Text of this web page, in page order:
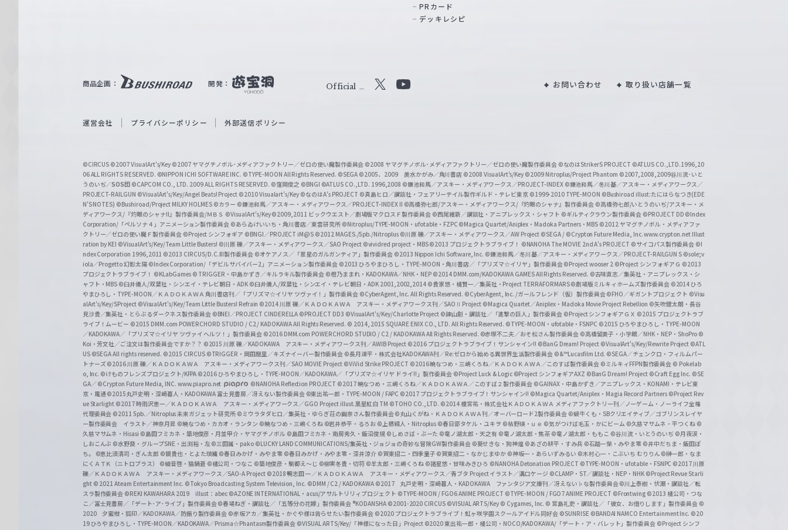
W
i
c
h
w
a
r
z
PRカード
デッキレシピ
商品企画： 開発： Official
b
e
O
f
f
i
c
i
a
l
C
h
a
n
n
e
l
お問い合わせ 取り扱い店舗一覧
運営会社 プライバシーポリシー 外部送信ポリシー
©CIRCUS ©2007 VisualArt's/Key ©2007 ヤマグチノボル･メディアファクトリー／ゼロの使い魔製作委員会 ©2008 ヤマグチノボル･メディアファクトリー／ゼロの使い魔製作委員会 ©なのはStrikerS PROJECT ©ATLUS CO.,LTD.1996,20
06 ALL RIGHTS RESERVED. ©NIPPON ICHI SOFTWARE INC. ©TYPE-MOON All Rights Reserved. ©SEGA ©2005、2009 美水かがみ／角川書店 ©2008 VisualArt's/Key ©2009 Nitroplus/Project Phantom ©2007,2008,2009谷川流･いと
うのいぢ／SOS団 ©CAPCOM CO., LTD. 2009 ALL RIGHTS RESERVED. ©窪岡俊之 ©BNGI ©ATLUS CO.,LTD. 1996,2008 ©鎌池和馬／アスキー・メディアワークス／PROJECT-INDEX ©鎌池和馬／冬川基／アスキー・メディアワークス／
PROJECT-RAILGUN ©VisualArt's/Key/Angel Beats! Project ©2010 Visualart's/Key ©なのはA's PROJECT ©真島ヒロ／講談社・フェアリーテイル製作ギルド・テレビ東京 ©1999-2010 TYPE-MOON ©Bushiroad illust:たにはらなつき(EDE
N'S NOTES) ©Bushiroad/Project MILKY HOLMES ©カラー ©鎌池和馬／アスキー・メディアワークス／PROJECT-INDEX II ©高橋弥七郎/アスキー・メディアワークス/『灼眼のシャナ』製作委員会 ©高橋弥七郎/いとうのいぢ/アスキー・メ
ディアワークス/『灼眼のシャナII』製作委員会/ＭＢＳ ©VisualArt's/Key©2009,2011 ビックウエスト／劇場版マクロスＦ製作委員会 ©西尾維新／講談社・アニプレックス・シャフト ©ギルティクラウン製作委員会 ©PROJECT DD ©Index
Corporation/「ペルソナ４」アニメーション製作委員会 ©あらゐけいいち・角川書店／東雲研究所 ©Nitroplus/TYPE-MOON・ufotable・FZPC ©Magica Quartet/Aniplex・Madoka Partners・MBS ©2012 ヤマグチノボル・メディアファ
クトリー／ゼロの使い魔Ｆ製作委員会 ©Project シンフォギア ©BNGI／PROJECT iM@S ©2012 MAGES./5pb./Nitroplus ©川原 礫／アスキー・メディアワークス／AW Project ©SEGA / ©Crypton Future Media, Inc. www.crypton.net Illust
ration by KEI ©VisualArt's/Key/Team Little Busters! ©川原 礫／アスキー・メディアワークス／SAO Project ©vividred project・MBS ©2013 プロジェクトラブライブ！ ©NANOHA The MOVIE 2nd A's PROJECT ©サイコパス製作委員会 ©I
ndex Corporation 1996,2011 ©2013 CIRCUS/D.C.III製作委員会 ©オケアノス／「翠星のガルガンティア」製作委員会 ©2013 Nippon Ichi Software, Inc. ©鎌池和馬／冬川基／アスキー・メディアワークス／PROJECT-RAILGUN S ©sole;v
iola／Progetto 幻影太陽 ©Index Corporation/「デビルサバイバー2」アニメーション製作委員会 ©2013 ひろやまひろし・TYPE-MOON・角川書店／「プリズマ☆イリヤ」製作委員会©Project wooser 2 ©Project シンフォギアＧ ©2013
プロジェクトラブライブ！ ©KLabGames © TRIGGER・中島かずき／キルラキル製作委員会 ©橙乃ままれ・KADOKAWA／NHK・NEP ©2014 DMM.com/KADOKAWA GAMES All Rights Reserved. ©古味直志／集英社・アニプレックス・シ
ャフト・MBS ©臼井儀人/双葉社・シンエイ・テレビ朝日・ADK ©臼井儀人/双葉社・シンエイ・テレビ朝日・ADK 2001,2002,2014 ©貴家悠・橘賢一／集英社・Project TERRAFORMARS©劇場版ミルキィホームズ製作委員会 ©2014 ひろ
やまひろし・TYPE-MOON／ＫＡＤＯＫＡＷＡ 角川書店刊／「プリズマ☆イリヤ ツヴァイ！」製作委員会 ©CyberAgent, Inc. All Rights Reserved. ©CyberAgent, Inc. /ガールフレンド（仮）製作委員会©FHO／ギガントプロジェクト ©Visu
alArt's/Key/SProject ©VisualArt's/Key/Team Little Busters! Refrain ©2014 川原 礫／ＫＡＤＯＫＡＷＡ アスキー・メディアワークス刊／SAOⅡ Project ©Magica Quartet／Aniplex・Madoka Movie Project Rebellion ©矢吹健太朗・長谷
見沙貴／集英社・とらぶるダークネス製作委員会 ©BNEI／PROJECT CINDERELLA ©PROJECT DD3 ©VisualArt's/Key/Charlotte Project ©諫山創・講談社／「進撃の巨人」製作委員会 ©Project シンフォギアＧＸ ©2015 プロジェクトラブ
ライブ！ムービー ©2015 DMM.com POWERCHORD STUDIO / C2 / KADOKAWA All Rights Reserved. © 2014, 2015 SQUARE ENIX CO., LTD. All Rights Reserved. ©TYPE-MOON・ufotable・FSNPC ©2015 ひろやまひろし・TYPE-MOON
／KADOKAWA／「プリズマ☆イリヤ ツヴァイ ヘルツ！」製作委員会 ©2016 DMM.com POWERCHORD STUDIO / C2 / KADOKAWA All Rights Reserved. ©赤塚不二夫／おそ松さん製作委員会 ©高橋留美子・小学館／NHK・NEP・ShoPro ©
Koi・芳文社／ご注文は製作委員会ですか？？ ©2015 川原 礫／KADOKAWA アスキー・メディアワークス刊／AWIB Project ©2016 プロジェクトラブライブ！サンシャイン!! ©BanG Dream! Project ©VisualArt's/Key/Rewrite Project ©ATL
US ©SEGA All rights reserved. ©2015 CIRCUS ©TRIGGER・岡田麿里／キズナイーバー製作委員会 ©長月達平・株式会社KADOKAWA刊／Re:ゼロから始める異世界生活製作委員会 ©&™Lucasfilm Ltd. ©SEGA／チェンクロ・フィルムパー
トナーズ©2016 川原 礫／ＫＡＤＯＫＡＷＡ アスキー・メディアワークス刊／SAO MOVIE Project ©ViVid Strike PROJECT ©2016 暁なつめ・三嶋くろね／ＫＡＤＯＫＡＷＡ／このすば製作委員会 ©ミルキィFFPN製作委員会 © Pokelab
o, Inc. ©けものフレンズプロジェクト/KFPA ©2016 ひろやまひろし・TYPE-MOON／KADOKAWA／「プリズマ☆イリヤ ドライ!!」製作委員会 ©Project Luck & Logic ©Project シンフォギアAXZ ©BanG Dream! Project ©Craft Egg Inc. ©SE
GA／ ©Crypton Future Media, INC. www.piapro.net
©NANOHA Reflection PROJECT ©2017 暁なつめ・三嶋くろね／ＫＡＤＯＫＡＷＡ／このすば２製作委員会 ©GAINAX・中島かずき／アニプレックス・KONAMI・テレビ東
京・電通 ©2015丸戸史明・深崎暮人・KADOKAWA 富士見書房／冴えない製作委員会 ©東出祐一郎・TYPE-MOON / FAPC ©2017 プロジェクトラブライブ！サンシャイン!! ©Magica Quartet/Aniplex・Magia Record Partners ©Project Rev
ue Starlight ©2017 時雨沢恵一／ＫＡＤＯＫＡＷＡ アスキー・メディアワークス／GGO Project illust.黒星紅白 TM ©TOHO CO., LTD. ©2014 榎宮祐・株式会社ＫＡＤＯＫＡＷＡ メディアファクトリー刊／ノーゲーム・ノーライフ全権
代理委員会 ©2011 5pb.／Nitroplus 未来ガジェット研究所 ©ミウラタダヒロ／集英社・ゆらぎ荘の幽奈さん製作委員会©丸山くがね・ＫＡＤＯＫＡＷＡ刊／オーバーロード2製作委員会 ©蝸牛くも・SBクリエイティブ／ゴブリンスレイヤ
ー製作委員会 イラスト／神奈月昇 ©暁なつめ・カカオ・ランタン ©暁なつめ・三嶋くろね ©岩井恭平・るろお ©上栖綴人・Nitroplus ©春日部タケル・ユキヲ ©枯野瑛・ｕｅ ©気がつけば毛玉・かにビーム ©久慈マサムネ・平つくね ©
久慈マサムネ・Hisasi ©島田フミカネ・築地俊彦・月並甲介・ヤマグチノボル ©島田フミカネ・南房秀久・飯沼俊規 ©しめさば・ぶーた ©竜ノ湖太郎・天之有 ©竜ノ湖太郎・焦茶 ©竜ノ湖太郎・ももこ ©谷川流・いとうのいぢ ©月夜涙・
しおこんぶ ©水野良・グループSNE・出渕裕・左 ©三田誠・pako ©LUCKY LAND COMMUNICATIONS/集英社・ジョジョの奇妙な冒険GW製作委員会 ©葵せきな・狗神煌 ©あざの耕平・すみ兵 ©石踏一榮・みやま零 ©井中だちま・飯田ぽ
ち。
©恵比須清司・ぎん太郎 ©鏡貴也・とよた瑣織 ©春日みかげ・みやま零 ©春日みかげ・みやま零・深井涼介 ©賀東招二・四季童子 ©賀東招二・なかじまゆか ©神坂一・あらいずみるい ©木村心一・こぶいち むりりん ©榊一郎・なま
にくＡＴＫ（ニトロプラス） ©細音啓・猫鍋蒼 ©橘公司・つなこ ©築地俊彦・駒都え～じ ©柳実冬貴・切符 ©羊太郎・三嶋くろね ©諸星悠・甘味みきひろ ©NANOHA Detonation PROJECT ©TYPE-MOON・ufotable・FSNPC ©2017 川原
礫／ＫＡＤＯＫＡＷＡ アスキー・メディアワークス／SAO-A Project ©2018 鴨志田 一／ＫＡＤＯＫＡＷＡ アスキー・メディアワークス／青ブタ Project イラスト／溝口ケージ ©CLAMP・ST／講談社・NEP・NHK ©Project Revue Starli
ght © 2021 Ateam Entertainment Inc. ©Tokyo Broadcasting System Television, Inc. ©DMM / C2 / KADOKAWA ©2017 丸戸史明・深崎暮人・KADOKAWA ファンタジア文庫刊／冴えない♭な製作委員会©川上泰樹・伏瀬・講談社／転
スラ製作委員会 ©REKI KAWAHARA 2019 illust：abec ©AZONE INTERNATIONAL・acus/アサルトリリィプロジェクト ©TYPE-MOON / FGO6 ANIME PROJECT ©TYPE-MOON / FGO7 ANIME PROJECT ©Frontwing ©2013 橘公司・つな
こ／富士見書房／「デート･ア･ライブ」製作委員会©春場ねぎ・講談社／「五等分の花嫁」製作委員会 ®KODANSHA ©2001-2020 CIRCUS ©VISUAL ARTS/Key © Cygames, Inc. © 宮島礼吏・講談社／「彼女、お借りします」製作委員会 ©
2020 夕蜜柑・狐印／KADOKAWA／防振り製作委員会 ©赤坂アカ／集英社・かぐや様は告らせたい製作委員会 ©2020 プロジェクトラブライブ！虹ヶ咲学園スクールアイドル同好会 ©SUNRISE ©BANDAI NAMCO Entertainment Inc. ©20
19 ひろやまひろし・TYPE-MOON／KADOKAWA／Prisma☆Phantasm製作委員会 ©VISUAL ARTS/Key/「神様になった日」Project ©2020 東出祐一郎・橘公司・NOCO/KADOKAWA/「デート・ア・バレット」製作委員会 ©Project シンフ